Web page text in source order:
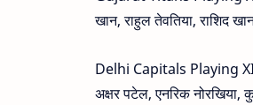
खान, राहुल तेवतिया, राशिद
Delhi Capitals Playing XI:
अक्षर पटेल, एनरिक